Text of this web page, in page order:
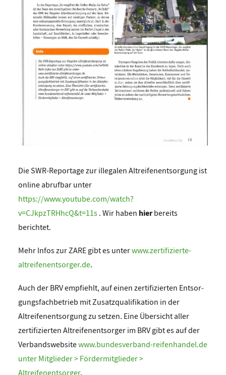
Die SWR-Reportage zur illegalen Altreifenentsorgung ist
online abrufbar unter
https://www.youtube.com/watch?
v=CJkpzTRHhcQ&t=11s . Wir haben hierbereits
berichtet.
Mehr Infos zur ZARE gibt es unterwww.zertifizierte-
altreifenentsorger.de.
Auch der BRV empfiehlt, auf einen zertifizierten Entsor­
gungsfachbetrieb mit Zusatzqualifikation in der
Altreifen­entsorgung zu setzen. Eine Übersicht aller
zertifizierten Altreifenentsorger im BRV gibt es auf der
Verbandswebsitewww.bundesverband-reifenhandel.de
unter Mitglieder > Fördermitglieder >
Altreifenentsorger.